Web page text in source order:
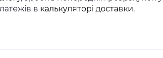
в калькуляторі доставки.